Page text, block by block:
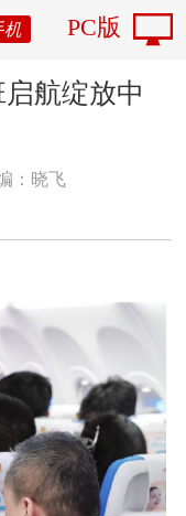
机 PC版
航绽放中
：晓飞